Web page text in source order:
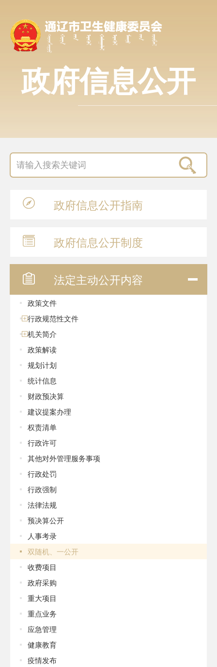
政府信息公开
政府信息公开指南
政府信息公开制度
法定主动公开内容
政策文件
行政规范性文件
机关简介
政策解读
规划计划
统计信息
财政预决算
建议提案办理
权责清单
行政许可
其他对外管理服务事项
行政处罚
行政强制
法律法规
预决算公开
人事考录
双随机、一公开
收费项目
政府采购
重大项目
重点业务
应急管理
健康教育
疫情发布